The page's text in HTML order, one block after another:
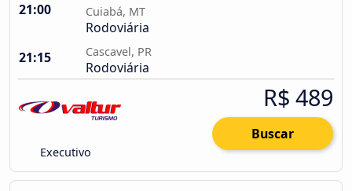
21:00 Cuiabá, MT
Rodoviária
21:15
Cascavel, PR
Rodoviária
Executivo
R$ 489
Buscar